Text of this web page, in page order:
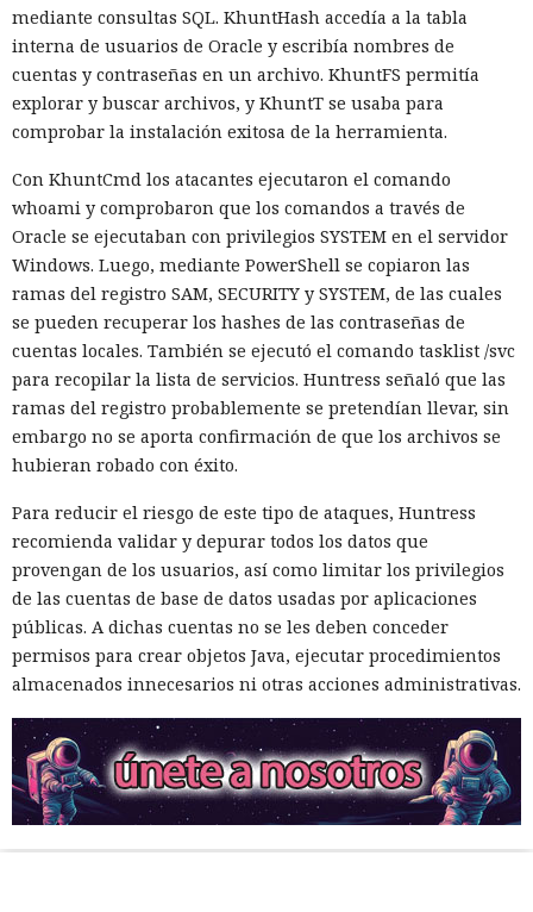
mediante consultas SQL. KhuntHash accedía a la tabla
interna de usuarios de Oracle y escribía nombres de
cuentas y contraseñas en un archivo. KhuntFS permitía
explorar y buscar archivos, y KhuntT se usaba para
comprobar la instalación exitosa de la herramienta.
Con KhuntCmd los atacantes ejecutaron el comando
whoami y comprobaron que los comandos a través de
Oracle se ejecutaban con privilegios SYSTEM en el servidor
Windows. Luego, mediante PowerShell se copiaron las
ramas del registro SAM, SECURITY y SYSTEM, de las cuales
se pueden recuperar los hashes de las contraseñas de
cuentas locales. También se ejecutó el comando tasklist /svc
para recopilar la lista de servicios. Huntress señaló que las
ramas del registro probablemente se pretendían llevar, sin
embargo no se aporta confirmación de que los archivos se
hubieran robado con éxito.
Para reducir el riesgo de este tipo de ataques, Huntress
recomienda validar y depurar todos los datos que
provengan de los usuarios, así como limitar los privilegios
de las cuentas de base de datos usadas por aplicaciones
públicas. A dichas cuentas no se les deben conceder
permisos para crear objetos Java, ejecutar procedimientos
almacenados innecesarios ni otras acciones administrativas.